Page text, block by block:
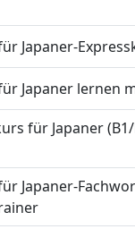
Japaner-
Japaner lernen
für Japaner
Japaner-